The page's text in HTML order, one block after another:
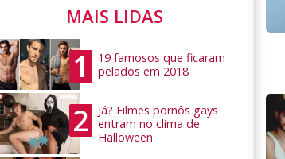
MAIS LIDAS
1
19 famosos que ficaram
pelados em 2018
2
Já? Filmes pornôs gays
entram no clima de
Halloween